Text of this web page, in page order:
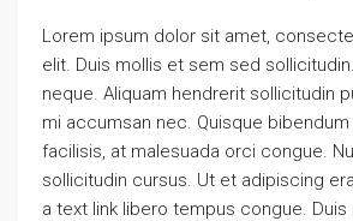
Lorem ipsum dolor sit amet,
elit. Duis mollis et sem sed
neque. Aliquam hendrerit sollicitudin
mi accumsan nec. Quisque
facilisis, at malesuada orci congue.
sollicitudin cursus. Ut et adipiscing
a text link libero tempus congue.